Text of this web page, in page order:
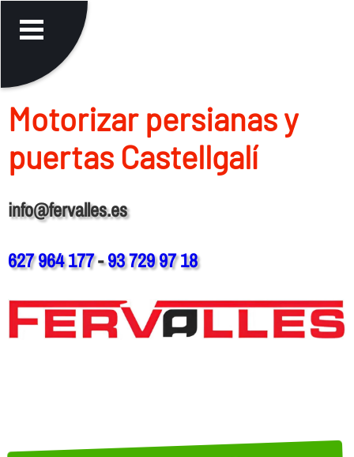
Motorizar persianas y
puertas Castellgalí
info@fervalles.es
627 964 177-93 729 97 18